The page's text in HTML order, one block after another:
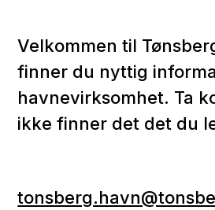
Velkommen til
finner du nyttig
havnevirksomhet. Ta
ikke finner det det du